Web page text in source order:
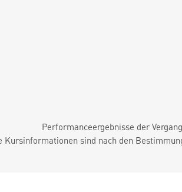
Performanceergebnisse der
Kursinformationen sind nach den